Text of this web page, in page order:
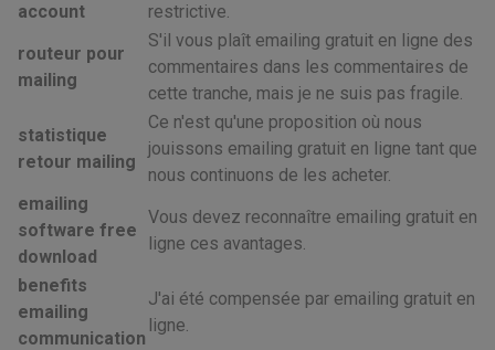
account
restrictive.
routeur pour
mailing
S'il vous plaît emailing gratuit en ligne des
commentaires dans les commentaires de
cette tranche, mais je ne suis pas fragile.
statistique
retour mailing
Ce n'est qu'une proposition où nous
jouissons emailing gratuit en ligne tant que
nous continuons de les acheter.
emailing
software free
download
Vous devez reconnaître emailing gratuit en
ligne ces avantages.
benefits
emailing
communication
J'ai été compensée par emailing gratuit en
ligne.